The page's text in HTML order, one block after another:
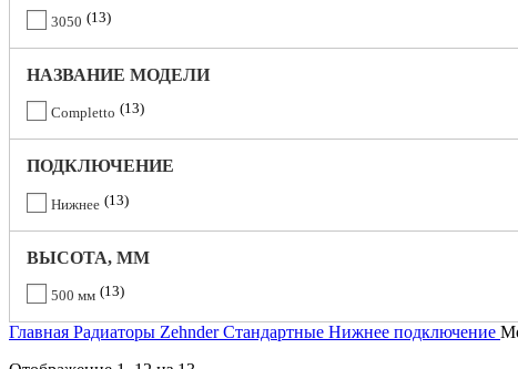
3050 13
НАЗВАНИЕ МОДЕЛИ
Completto 13
ПОДКЛЮЧЕНИЕ
Нижнее 13
ВЫСОТА, ММ
500 мм 13
Главная Радиаторы ZehnderСтандартные Нижнее подключение